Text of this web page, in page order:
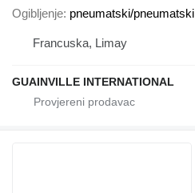
Ogibljenje pneumatski/pneumatski
Francuska, Limay
GUAINVILLE INTERNATIONAL